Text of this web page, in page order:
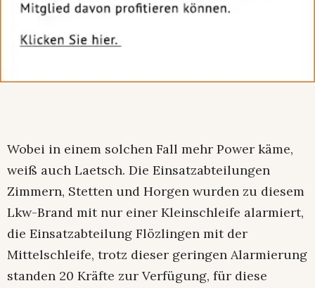
Wobei in einem solchen Fall mehr Power käme,
weiß auch Laetsch. Die Einsatzabteilungen
Zimmern, Stetten und Horgen wurden zu diesem
Lkw-Brand mit nur einer Kleinschleife alarmiert,
die Einsatzabteilung Flözlingen mit der
Mittelschleife, trotz dieser geringen Alarmierung
standen 20 Kräfte zur Verfügung, für diese